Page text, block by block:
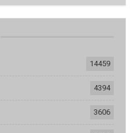
14459
4394
3606